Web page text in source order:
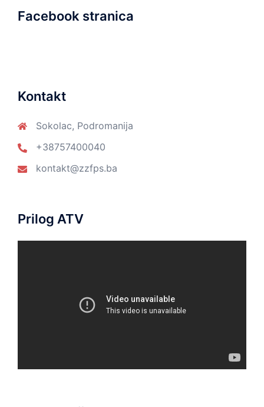
Facebook stranica
Kontakt
Sokolac, Podromanija
+38757400040
kontakt@zzfps.ba
Prilog ATV